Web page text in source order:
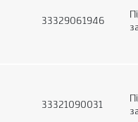
33329061946
33321090031